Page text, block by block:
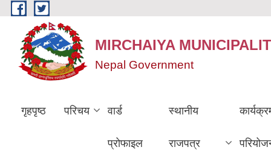
Skip to main content
MIRCHAIYA
Nepal Government
गृहपृष्ठ परिचय वार्ड
प्रोफाइल
स्थानीय
राजपत्र